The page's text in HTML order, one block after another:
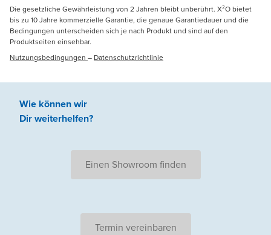
Die gesetzliche Gewährleistung von 2 Jahren bleibt unberührt. X²O bietet
bis zu 10 Jahre kommerzielle Garantie, die genaue Garantiedauer und die
Bedingungen unterscheiden sich je nach Produkt und sind auf den
Produktseiten einsehbar.
Nutzungsbedingungen – Datenschutzrichtlinie
Wie können wir
Dir weiterhelfen?
Einen Showroom finden
Termin vereinbaren